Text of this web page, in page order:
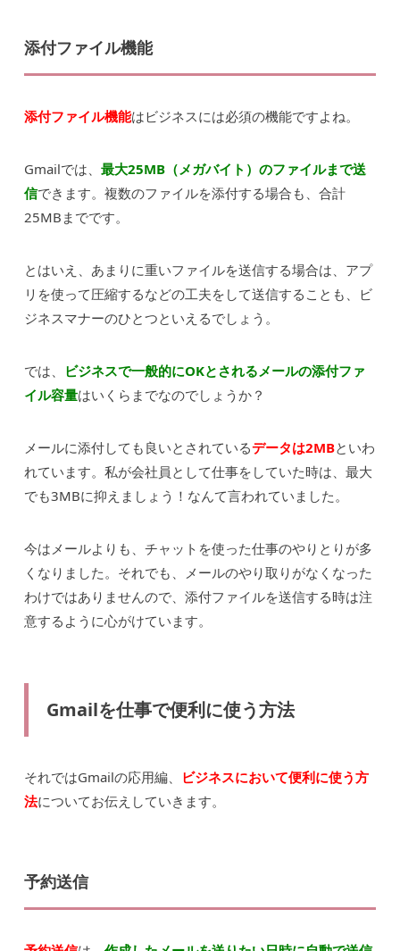
添付ファイル機能
添付ファイル機能はビジネスには必須の機能ですよね。
Gmailでは、 最大25MB（メガバイト）のファイルまで送
信できます。複数のファイルを添付する場合も、合計
25MBまでです。
とはいえ、あまりに重いファイルを送信する場合は、アプ
リを使って圧縮するなどの工夫をして送信することも、ビ
ジネスマナーのひとつといえるでしょう。
では、
ビジネスで一般的にOKとされるメールの添付ファ
イル容量はいくらまでなのでしょうか？
メールに添付しても良いとされているデータは2MBといわ
れています。私が会社員として仕事をしていた時は、最大
でも3MBに抑えましょう！なんて言われていました。
今はメールよりも、チャットを使った仕事のやりとりが多
くなりました。それでも、メールのやり取りがなくなった
わけではありませんので、添付ファイルを送信する時は注
意するように心がけています。
Gmailを仕事で便利に使う方法
それではGmailの応用編、
ビジネスにおいて便利に使う方
法についてお伝えしていきます。
予約送信